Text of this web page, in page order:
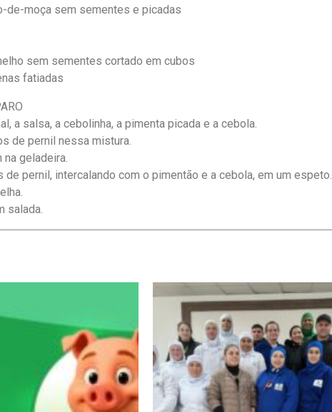
de-moça sem sementes e picadas
sem sementes cortado em cubos
fatiadas
a salsa, a cebolinha, a pimenta picada e a cebola.
de pernil nessa mistura.
na geladeira.
de pernil, intercalando com o pimentão e a cebola, em um espeto.
salada.